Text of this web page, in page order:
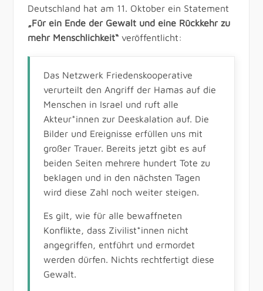
Deutschland hat am 11. Oktober ein Statement
„Für ein Ende der Gewalt und eine Rückkehr zu
mehr Menschlichkeit“veröffentlicht:
Das Netzwerk Friedenskooperative
verurteilt den Angriff der Hamas auf die
Menschen in Israel und ruft alle
Akteur*innen zur Deeskalation auf. Die
Bilder und Ereignisse erfüllen uns mit
großer Trauer. Bereits jetzt gibt es auf
beiden Seiten mehrere hundert Tote zu
beklagen und in den nächsten Tagen
wird diese Zahl noch weiter steigen.
Es gilt, wie für alle bewaffneten
Konflikte, dass Zivilist*innen nicht
angegriffen, entführt und ermordet
werden dürfen. Nichts rechtfertigt diese
Gewalt.